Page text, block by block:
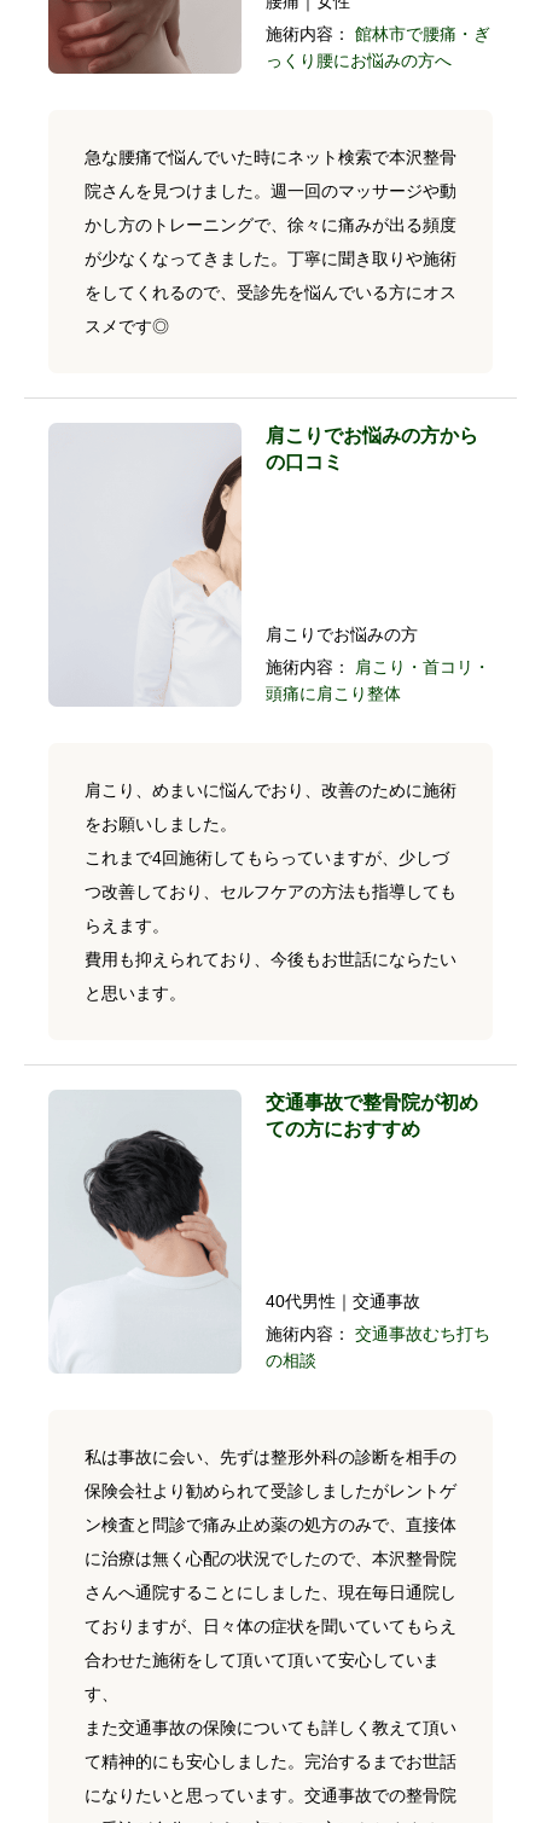
施術内容： 館林市で腰痛・ぎ
っくり腰にお悩みの方へ
急な腰痛で悩んでいた時にネット検索で本沢整骨
院さんを見つけました。週一回のマッサージや動
かし方のトレーニングで、徐々に痛みが出る頻度
が少なくなってきました。丁寧に聞き取りや施術
をしてくれるので、受診先を悩んでいる方にオス
スメです◎
肩こりでお悩みの方から
の口コミ
肩こりでお悩みの方
施術内容：
肩こり・首コリ・
頭痛に肩こり整体
肩こり、めまいに悩んでおり、改善のために施術
をお願いしました。
これまで4回施術してもらっていますが、少しづ
つ改善しており、セルフケアの方法も指導しても
らえます。
費用も抑えられており、今後もお世話にならたい
と思います。
交通事故で整骨院が初め
ての方におすすめ
40代男性｜交通事故
施術内容： 交通事故むち打ち
の相談
私は事故に会い、先ずは整形外科の診断を相手の
保険会社より勧められて受診しましたがレントゲ
ン検査と問診で痛み止め薬の処方のみで、直接体
に治療は無く心配の状況でしたので、本沢整骨院
さんへ通院することにしました、現在毎日通院し
ておりますが、日々体の症状を聞いていてもらえ
合わせた施術をして頂いて頂いて安心していま
す、
また交通事故の保険についても詳しく教えて頂い
て精神的にも安心しました。完治するまでお世話
になりたいと思っています。交通事故での整骨院